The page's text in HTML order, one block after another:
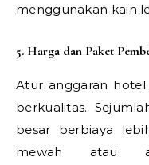
menggunakan kain
5. Harga dan Paket
Atur anggaran
berkualitas.
besar berbiaya
mewah atau